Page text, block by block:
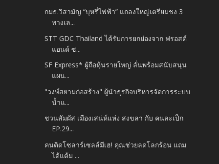
กมธ.วิสามัญ “บุหรี่ไฟฟ้า” แถลงใหญ่เตรียมชง 3
ทางเล...
STT GDC Thailand ได้รับการยกย่องจาก ฟรอสต์
แอนด์ ซ...
SF Express* ผู้ถือหุ้นรายใหญ่ ลั่นพร้อมสนับสนุน
แผน...
"วงษ์สยามก่อสร้าง" ผู้นำธุรกิจบริหารจัดการระบบ
น้ำแ...
ชวนสัมผัส เมืองเสน่ห์แห่ง สงขลา กับ คนละเป็ก
EP.29...
คนติดโซลาร์เซลล์มีเฮ! คุณช่วยลดโลกร้อน แถม
ได้แต้ม ...